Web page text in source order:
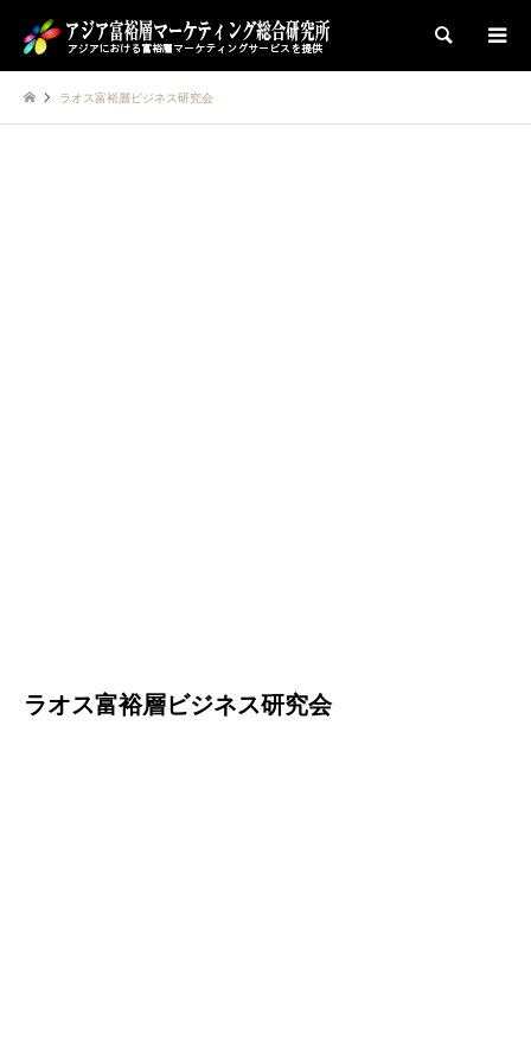
検索
ラオス富裕層ビジネス研究会
ラオス富裕層ビジネス研究会